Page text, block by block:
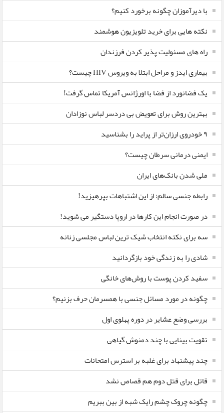
با دیرآموزان چگونه برخورد کنیم؟
نکته هایی برای خرید تلویزیون هوشمند
راه های مسئولیت پذیر کردن فرزندان
بیماری ایدز و مراحل ابتلا به ویروس HIV چیست؟
یک فضانورد از فضا با اورژانس آمریکا تماس گرفت!
بهترین روش برای تعویض بی دردسر لباس نوزادان
٩ خودروی ارزان‌تر از پراید را بشناسید
ایمنی درمانی سرطان چیست؟
ملی شدن بانک‌های ایران
رابطه جنسی سالم؛ از این اشتباهات بپرهیزید!
در صورت انجام این کارها در اروپا دستگیر می شوید!
سه برای نکته انتخاب شیک ترین لباس مجلسی زنانه
شادی را به زندگی خود بازگردانید
سفید کردن پوست با روش‌های خانگی
چگونه در مورد مسائل جنسی با همسرمان حرف بزنیم؟
بررسی وضع عشایر در دوره پهلوی اول
تقویت بینایی با چند دمنوش گیاهی
چند پیشنهاد برای غلبه بر استرس امتحانات
قاتل برای قتل دوم هم قصاص نشد
چگونه چروک چشم رایک شبه از بین ببریم